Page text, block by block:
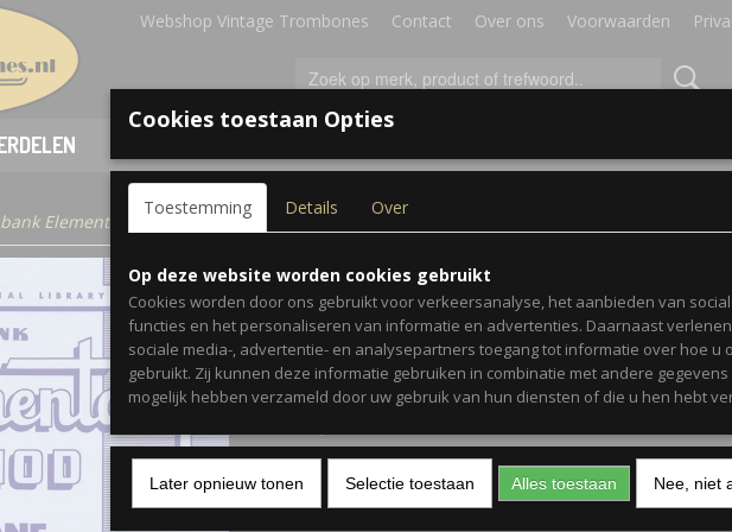
Webshop Vintage Trombones Contact Over ons Voorwaarden
Elementary Method - Trombone or Baritone
Rubank Elementary
Trombone or Baritone
€ 10,99 (inclusief btw 9%)
Aantal
Cookies toestaan Opties
Toestemming Details Over
Op deze website worden cookies gebruikt
Cookies worden door ons gebruikt voor verkeersanalyse, het aanbieden van
functies en het personaliseren van informatie en advertenties. Daarnaast
sociale media-, advertentie- en analysepartners toegang tot informatie over hoe u
gebruikt. Zij kunnen deze informatie gebruiken in combinatie met andere gegevens
mogelijk hebben verzameld door uw gebruik van hun diensten of die u hen hebt
Later opnieuw tonen Selectie toestaan Alles toestaan Nee, niet